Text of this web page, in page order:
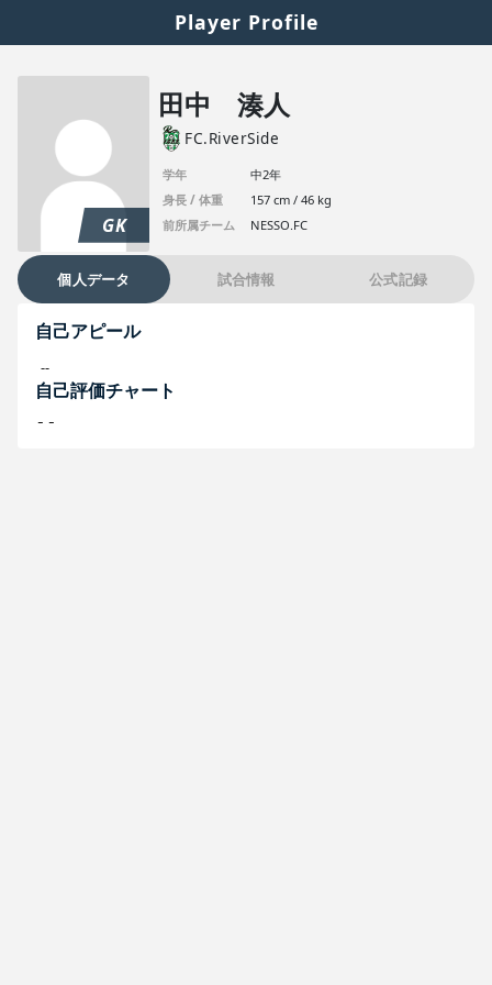
Player Profile
GK
田中 湊人
FC.RiverSide
学年
中2年
身長 / 体重
157 cm / 46 kg
前所属チーム
NESSO.FC
個人データ 試合情報 公式記録
自己アピール
--
自己評価チャート
--